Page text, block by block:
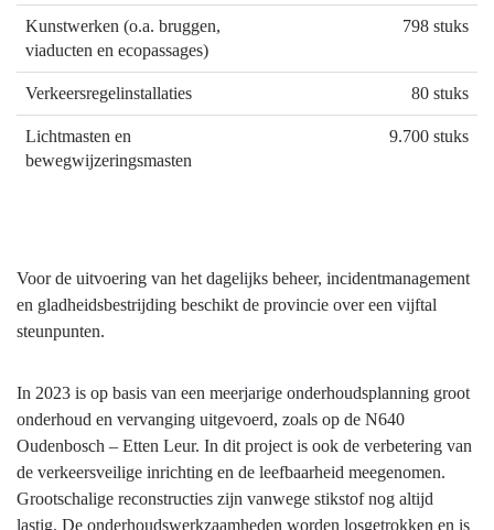
Kunstwerken (o.a. bruggen,
viaducten en ecopassages)
798 stuks
Verkeersregelinstallaties 80 stuks
Lichtmasten en
bewegwijzeringsmasten
9.700 stuks
Voor de uitvoering van het dagelijks beheer, incidentmanagement
en gladheidsbestrijding beschikt de provincie over een vijftal
steunpunten.
In 2023 is op basis van een meerjarige onderhoudsplanning groot
onderhoud en vervanging uitgevoerd, zoals op de N640
Oudenbosch – Etten Leur. In dit project is ook de verbetering van
de verkeersveilige inrichting en de leefbaarheid meegenomen.
Grootschalige reconstructies zijn vanwege stikstof nog altijd
lastig. De onderhoudswerkzaamheden worden losgetrokken en is